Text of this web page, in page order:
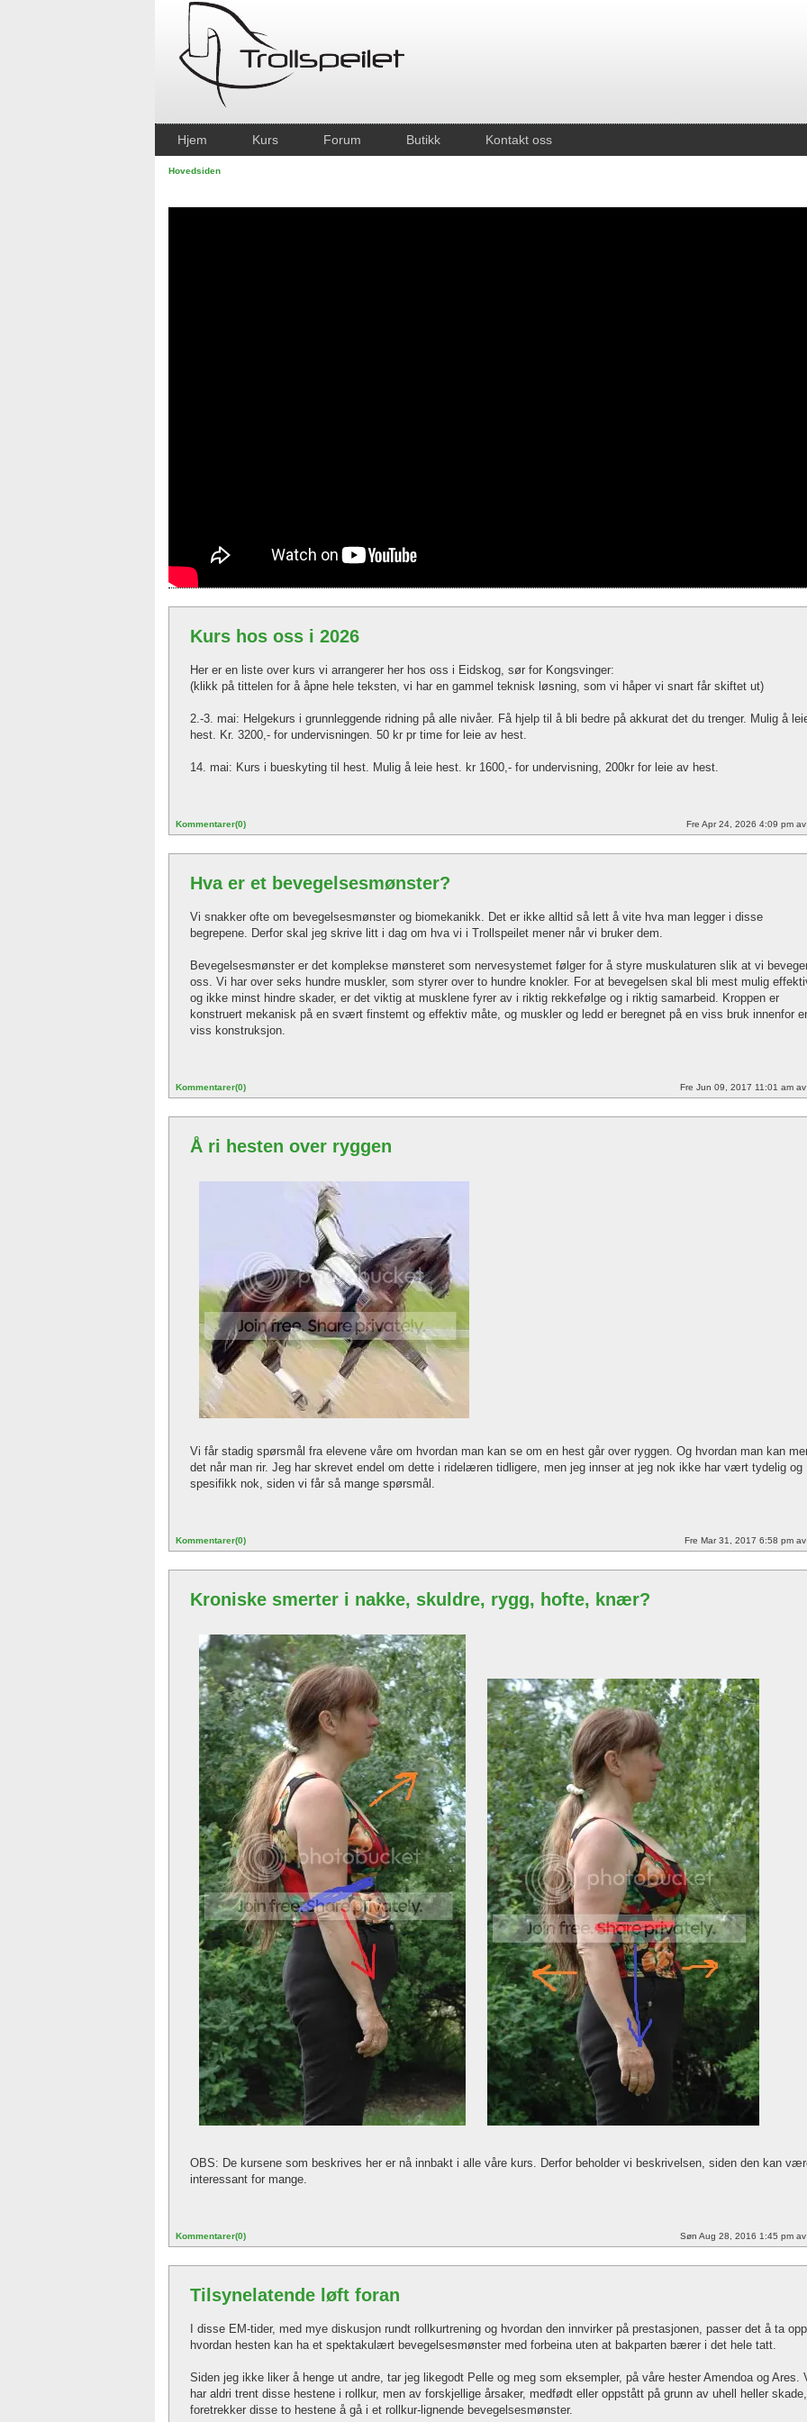
Hjem Kurs Forum Butikk Kontakt oss
Hovedsiden
Kurs hos oss i 2026
Her er en liste over kurs vi arrangerer her hos oss i Eidskog, sør for Kongsvinger:
(klikk på tittelen for å åpne hele teksten, vi har en gammel teknisk løsning, som vi håper vi snart får skiftet ut)
2.-3. mai: Helgekurs i grunnleggende ridning på alle nivåer. Få hjelp til å bli bedre på akkurat det du trenger. Mulig å
hest. Kr. 3200,- for undervisningen. 50 kr pr time for leie av hest.
14. mai: Kurs i bueskyting til hest. Mulig å leie hest. kr 1600,- for undervisning, 200kr for leie av hest.
Kommentarer(0) Fre Apr 24, 2026 4:09 pm av
Hva er et bevegelsesmønster?
Vi snakker ofte om bevegelsesmønster og biomekanikk. Det er ikke alltid så lett å vite hva man legger i disse
begrepene. Derfor skal jeg skrive litt i dag om hva vi i Trollspeilet mener når vi bruker dem.
Bevegelsesmønster er det komplekse mønsteret som nervesystemet følger for å styre muskulaturen slik at vi
oss. Vi har over seks hundre muskler, som styrer over to hundre knokler. For at bevegelsen skal bli mest mulig
og ikke minst hindre skader, er det viktig at musklene fyrer av i riktig rekkefølge og i riktig samarbeid. Kroppen er
konstruert mekanisk på en svært finstemt og effektiv måte, og muskler og ledd er beregnet på en viss bruk innenfor
viss konstruksjon.
Kommentarer(0) Fre Jun 09, 2017 11:01 am av
Å ri hesten over ryggen
Vi får stadig spørsmål fra elevene våre om hvordan man kan se om en hest går over ryggen. Og hvordan man kan
det når man rir. Jeg har skrevet endel om dette i ridelæren tidligere, men jeg innser at jeg nok ikke har vært tydelig og
spesifikk nok, siden vi får så mange spørsmål.
Kommentarer(0) Fre Mar 31, 2017 6:58 pm av
Kroniske smerter i nakke, skuldre, rygg, hofte, knær?
OBS: De kursene som beskrives her er nå innbakt i alle våre kurs. Derfor beholder vi beskrivelsen, siden den kan
interessant for mange.
Kommentarer(0) Søn Aug 28, 2016 1:45 pm av
Tilsynelatende løft foran
I disse EM-tider, med mye diskusjon rundt rollkurtrening og hvordan den innvirker på prestasjonen, passer det å ta opp
hvordan hesten kan ha et spektakulært bevegelsesmønster med forbeina uten at bakparten bærer i det hele tatt.
Siden jeg ikke liker å henge ut andre, tar jeg likegodt Pelle og meg som eksempler, på våre hester Amendoa og Ares.
har aldri trent disse hestene i rollkur, men av forskjellige årsaker, medfødt eller oppstått på grunn av uhell heller skade,
foretrekker disse to hestene å gå i et rollkur-lignende bevegelsesmønster.